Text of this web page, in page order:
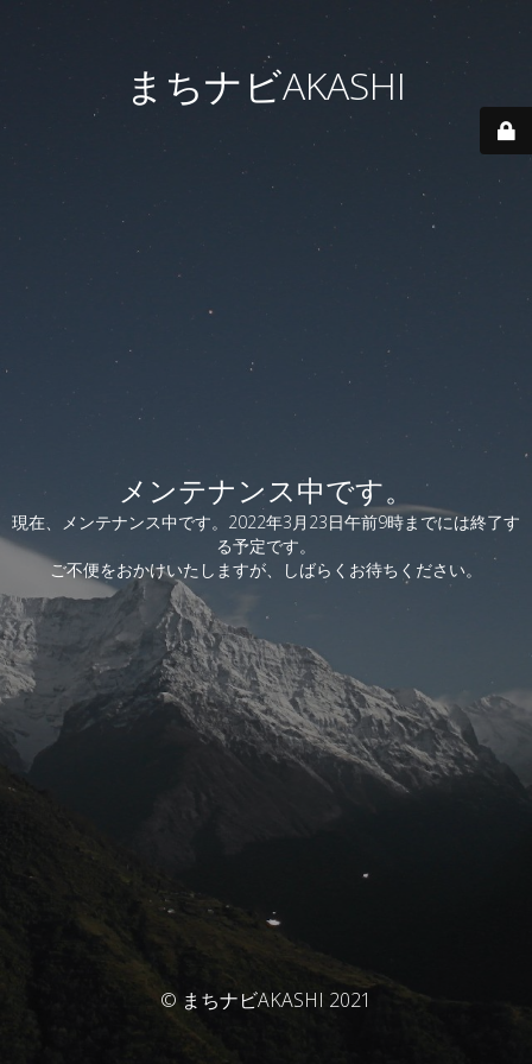
まちナビAKASHI
メンテナンス中です。
現在、メンテナンス中です。2022年3月23日午前9時までには終了す
る予定です。
ご不便をおかけいたしますが、しばらくお待ちください。
© まちナビAKASHI 2021